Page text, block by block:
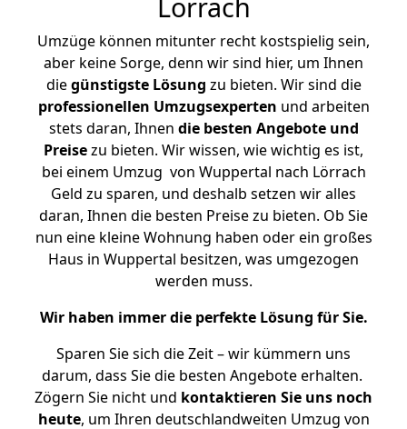
Umzüge können mitunter recht kostspielig sein,
aber keine Sorge, denn wir sind hier, um Ihnen
diegünstigste Lösung zu bieten. Wir sind die
professionellen Umzugsexperten und arbeiten
stets daran, Ihnen die besten Angebote und
Preisezu bieten. Wir wissen, wie wichtig es ist,
bei einem Umzug von Wuppertal nach Lörrach
Geld zu sparen, und deshalb setzen wir alles
daran, Ihnen die besten Preise zu bieten. Ob Sie
nun eine kleine Wohnung haben oder ein großes
Haus in Wuppertal besitzen, was umgezogen
werden muss.
Wir haben immer die perfekte Lösung für Sie.
Sparen Sie sich die Zeit – wir kümmern uns
darum, dass Sie die besten Angebote erhalten.
Zögern Sie nicht und kontaktieren Sie uns noch
heute, um Ihren deutschlandweiten Umzug von